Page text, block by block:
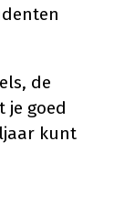
de
je goed
kunt